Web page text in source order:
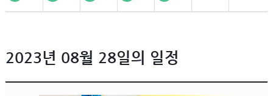
2023년 08월 28일의 일정